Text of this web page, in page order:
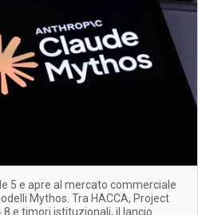
5 e apre al mercato commerciale
Mythos. Tra HACCA, Project
e timori istituzionali, il lancio